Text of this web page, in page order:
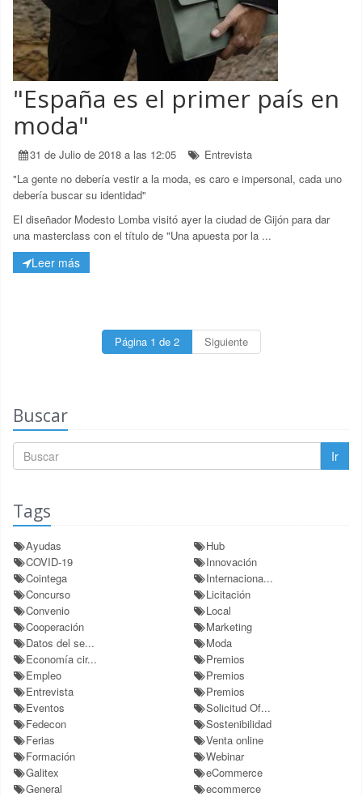
"España es el primer país en
moda"
31 de Julio de 2018 a las 12:05
Entrevista
"La gente no debería vestir a la moda, es caro e impersonal, cada uno
debería buscar su identidad"
El diseñador Modesto Lomba visitó ayer la ciudad de Gijón para dar
una masterclass con el título de "Una apuesta por la ...
Leer más
Página 1 de 2 Siguiente
Buscar
Ir
Tags
Ayudas
COVID-19
Cointega
Concurso
Convenio
Cooperación
Datos del se...
Economía cir...
Empleo
Entrevista
Eventos
Fedecon
Ferias
Formación
Galitex
General
Hub
Innovación
Internaciona...
Licitación
Local
Marketing
Moda
Premios
Premios
Premios
Solicitud Of...
Sostenibilidad
Venta online
Webinar
eCommerce
ecommerce